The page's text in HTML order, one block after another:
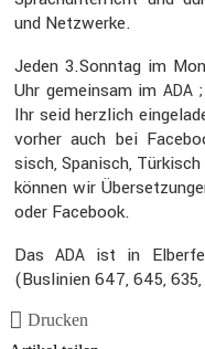
und Netzwerke.
Jeden 3.Sonntag im
Uhr gemeinsam im ADA
Ihr seid herzlich
vorher auch bei
sisch, Spanisch,
können wir
oder Facebook.
DasADA ist in
(Busli­nien 647, 645,
Drucken